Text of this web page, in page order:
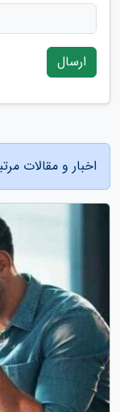
ارسال
اخبار و مقالات